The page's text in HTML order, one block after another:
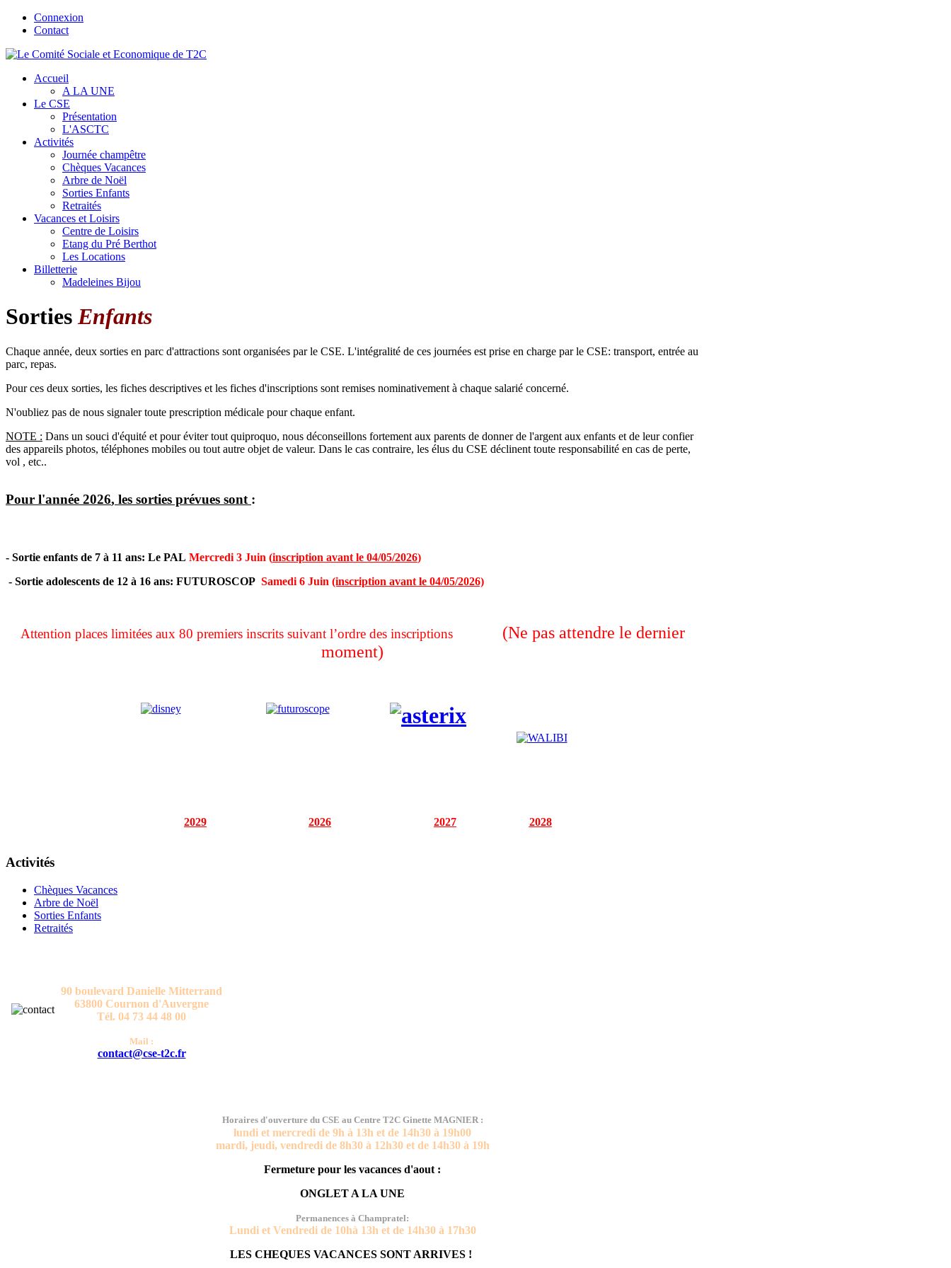
Connexion
Contact
Accueil
A LA UNE
Le CSE
Présentation
L'ASCTC
Activités
Journée champêtre
Chèques Vacances
Arbre de Noël
Sorties Enfants
Retraités
Vacances et Loisirs
Centre de Loisirs
Etang du Pré Berthot
Les Locations
Billetterie
Madeleines Bijou
SortiesEnfants
Chaque année, deux sorties en parc d'attractions sont organisées par le CSE. L'intégralité de ces journées est prise en charge par le CSE: transport, entrée au
parc, repas.
Pour ces deux sorties, les fiches descriptives et les fiches d'inscriptions sont remises nominativement à chaque salarié concerné.
N'oubliez pas de nous signaler toute prescription médicale pour chaque enfant.
NOTE : Dans un souci d'équité et pour éviter tout quiproquo, nous déconseillons fortement aux parents de donner de l'argent aux enfants et de leur confier
des appareils photos, téléphones mobiles ou tout autre objet de valeur. Dans le cas contraire, les élus du CSE déclinent toute responsabilité en cas de perte,
vol , etc..
Pour l'année 2026, les sorties prévues sont :
- Sortie enfants de 7 à 11 ans: Le PAL Mercredi 3 Juin (inscription avant le 04/05/2026)
- Sortie adolescents de 12 à 16 ans: FUTUROSCOP Samedi 6 Juin (inscription avant le 04/05/2026)
Attention places limitées aux 80 premiers inscrits suivant l’ordre des inscriptions (Ne pas attendre le dernier
moment)
2029 2026 2027 2028
Activités
Chèques Vacances
Arbre de Noël
Sorties Enfants
Retraités
90 boulevard Danielle Mitterrand
63800 Cournon d'Auvergne
Tél. 04 73 44 48 00
Mail :
contact@cse-t2c.fr
Horaires d'ouverture du CSE au Centre T2C Ginette MAGNIER :
lundi et mercredi de 9h à 13h et de 14h30 à 19h00
mardi, jeudi, vendredi de 8h30 à 12h30 et de 14h30 à 19h
Fermeture pour les vacances d'aout :
ONGLET A LA UNE
Permanences à Champratel:
Lundi et Vendredi de 10hà 13h et de 14h30 à 17h30
LES CHEQUES VACANCES SONT ARRIVES !